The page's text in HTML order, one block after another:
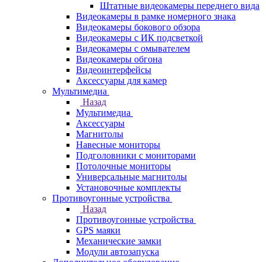
Штатные видеокамеры переднего вида
Видеокамеры в рамке номерного знака
Видеокамеры бокового обзора
Видеокамеры с ИК подсветкой
Видеокамеры с омывателем
Видеокамеры обгона
Видеоинтерфейсы
Аксессуары для камер
Мультимедиа
Назад
Мультимедиа
Аксессуары
Магнитолы
Навесные мониторы
Подголовники с мониторами
Потолочные мониторы
Универсальные магнитолы
Установочные комплекты
Противоугонные устройства
Назад
Противоугонные устройства
GPS маяки
Механические замки
Модули автозапуска